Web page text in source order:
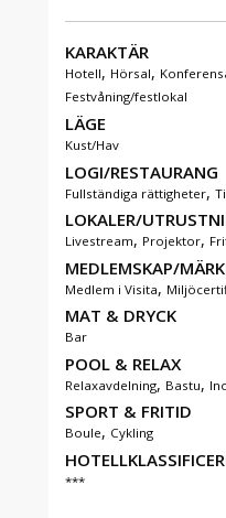
KARAKTÄR
Hotell, Hörsal,
Festvåning/festlokal
LÄGE
Kust/Hav
LOGI/RESTAURANG
Fullständiga rättigheter,
LOKALER/
Livestream, Projektor,
MEDLEMSKAP/
Medlem i Visita,
MAT & DRYCK
Bar
POOL & RELAX
Relaxavdelning, Bastu,
SPORT & FRITID
Boule, Cykling
***